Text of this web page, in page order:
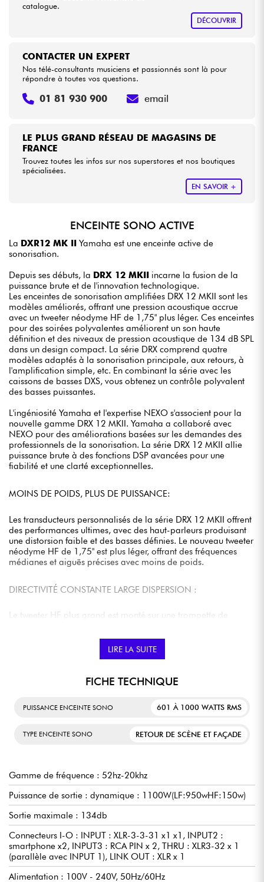
catalogue.
DÉCOUVRIR
LE PLUS GRAND RÉSEAU DE MAGASINS DE
FRANCE
Trouvez toutes les infos sur nos superstores et nos boutiques
spécialisées.
EN SAVOIR +
CONTACTER UN EXPERT
Nos télé-consultants musiciens et passionnés sont là pour
répondre à toutes vos questions.
01 81 930 900 email
ENCEINTE SONO ACTIVE
La DXR12 MK II Yamaha est une enceinte active de
sonorisation.
Depuis ses débuts, la DRX 12 MKII incarne la fusion de la
puissance brute et de l'innovation technologique.
Les enceintes de sonorisation amplifiées DRX 12 MKII sont les
modèles améliorés, offrant une pression acoustique accrue
avec un tweeter néodyme HF de 1,75" plus léger. Ces enceintes
pour des soirées polyvalentes améliorent un son haute
définition et des niveaux de pression acoustique de 134 dB SPL
dans un design compact. La série DRX comprend quatre
modèles adaptés à la sonorisation principale, aux retours, à
l'amplification simple, etc. En combinant la série avec les
caissons de basses DXS, vous obtenez un contrôle polyvalent
des basses puissantes.
L'ingéniosité Yamaha et l'expertise NEXO s'associent pour la
nouvelle gamme DRX 12 MKII. Yamaha a collaboré avec
NEXO pour des améliorations basées sur les demandes des
professionnels de la sonorisation. La série DRX 12 MKII allie
puissance brute à des fonctions DSP avancées pour une
fiabilité et une clarté exceptionnelles.
MOINS DE POIDS, PLUS DE PUISSANCE:
Les transducteurs personnalisés de la série DRX 12 MKII offrent
des performances ultimes, avec des haut-parleurs produisant
une distorsion faible et des basses définies. Le nouveau tweeter
néodyme HF de 1,75" est plus léger, offrant des fréquences
médianes et aiguës précises avec moins de poids.
DIRECTIVITÉ CONSTANTE LARGE DISPERSION :
Le tweeter HF plus grand est monté sur une trompette de
du motif de rayonnement. La trompette offre une couverture
Les modèles à bande large utilisent un filtre FIR-X tuning™
pour une réponse en phase optimisée. Les signaux sont traités
impossibles avec des filtres conventionnels.
TOUS LES NIVEAUX SONORES
LeD-CONTOURest un compresseur multibande intelligent
assurant une puissance homogène et constante. Il propose
deux réglages de base : le mode FOH/MAIN pour la
sonorisation de façade, et le mode MONITOR pour une
utilisation en retour de scène.
PROTECTIONS MULTIPLES PAR DSP = LA SÉCURITÉ
LIRE LA SUITE
FICHE TECHNIQUE
PUISSANCE ENCEINTE SONO 601 À 1000 WATTS RMS
TYPE ENCEINTE SONO RETOUR DE SCÈNE ET FAÇADE
Gamme de fréquence : 52hz-20khz
Puissance de sortie : dynamique : 1100W(LF:950wHF:150w)
Sortie maximale : 134db
Connecteurs I-O : INPUT : XLR-3-3-31 x1 x1, INPUT2 :
smartphone x2, INPUT3 : RCA PIN x 2, THRU : XLR3-32 x 1
(parallèle avec INPUT 1), LINK OUT : XLR x 1
Alimentation : 100V - 240V, 50Hz/60Hz